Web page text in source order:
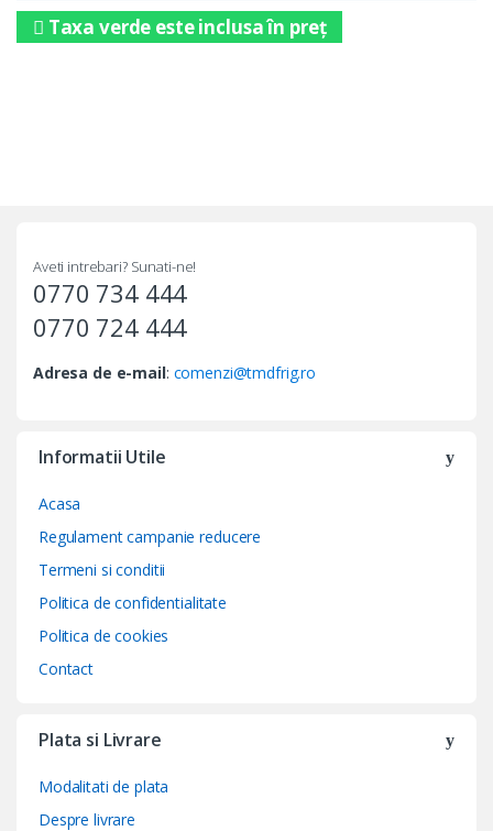
Taxa verde este inclusa în preț
Aveti intrebari? Sunati-ne!
0770 734 444
0770 724 444
Adresa de e-mail: comenzi@tmdfrig.ro
Informatii Utile
Acasa
Regulament campanie reducere
Termeni si conditii
Politica de confidentialitate
Politica de cookies
Contact
Plata si Livrare
Modalitati de plata
Despre livrare